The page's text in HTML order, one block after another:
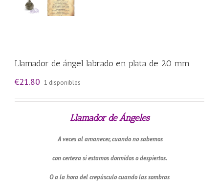
Llamador de ángel labrado en plata de 20 mm
€21.80 1 disponibles
Llamador de Ángeles
A veces al amanecer, cuando no sabemos
con certeza si estamos dormidos o despiertos.
O a la hora del crepúsculo cuando las sombras